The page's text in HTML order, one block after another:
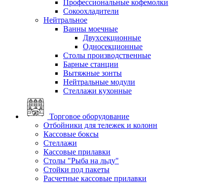
Профессиональные кофемолки
Сокоохладители
Нейтральное
Ванны моечные
Двухсекционные
Односекционные
Столы производственные
Барные станции
Вытяжные зонты
Нейтральные модули
Стеллажи кухонные
Торговое оборудование
Отбойники для тележек и колонн
Кассовые боксы
Стеллажи
Кассовые прилавки
Столы "Рыба на льду"
Стойки под пакеты
Расчетные кассовые прилавки